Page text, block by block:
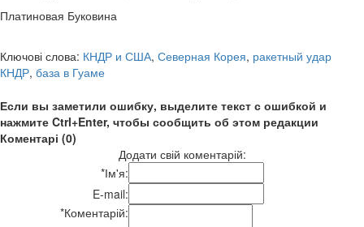
Платиновая Буковина
Ключові слова: КНДР и США, Северная Корея, ракетный удар
КНДР, база в Гуаме
Если вы заметили ошибку, выделите текст с ошибкой и
нажмите Ctrl+Enter, чтобы сообщить об этом редакции
Коментарі (0)
Додати свій коментарій:
*Ім'я:
E-mail:
*Коментарій: